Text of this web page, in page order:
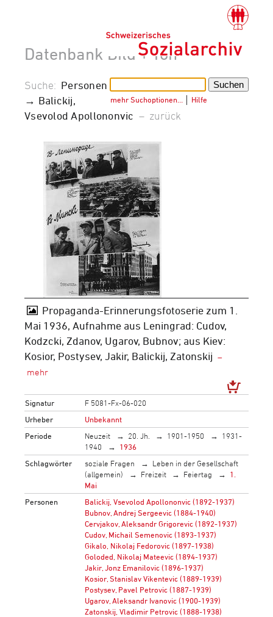
Datenbank Bild + Ton
mehr Suchoptionen… Hilfe
Suche: Personen
→ Balickij,
Vsevolod Apollononvic – zurück
Propaganda-Erinnerungsfotoserie zum 1.
Mai 1936, Aufnahme aus Leningrad: Cudov,
Kodzcki, Zdanov, Ugarov, Bubnov; aus Kiev:
Kosior, Postysev, Jakir, Balickij, Zatonskij
Signatur
F 5081-Fx-06-020
Urheber
Unbekannt
Periode
Neuzeit 20. Jh. 1901-1950
1931-
1940
1936
Schlagwörter
soziale Fragen
Leben in der Gesellschaft
(allgemein)
Freizeit Feiertag
1.
Mai
Personen
Balickij, Vsevolod Apollononvic (1892-1937)
Bubnov, Andrej Sergeevic (1884-1940)
Cervjakov, Aleksandr Grigorevic (1892-1937)
Cudov, Michail Semenovic (1893-1937)
Gikalo, Nikolaj Fedorovic (1897-1938)
Goloded, Nikolaj Mateevic (1894-1937)
Jakir, Jonz Emanilovic (1896-1937)
Kosior, Stanislav Vikentevic (1889-1939)
Postysev, Pavel Petrovic (1887-1939)
Ugarov, Aleksandr Ivanovic (1900-1939)
Zatonskij, Vladimir Petrovic (1888-1938)